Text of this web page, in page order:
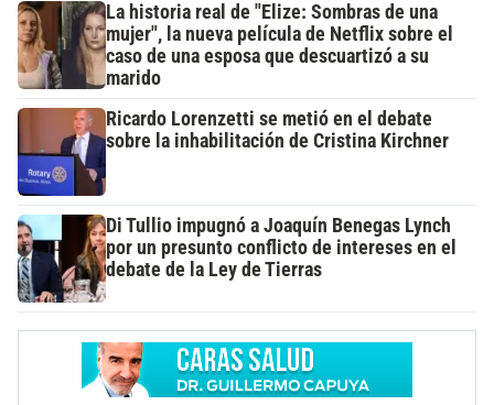
La historia real de "Elize: Sombras de una
mujer", la nueva película de Netflix sobre el
caso de una esposa que descuartizó a su
marido
Ricardo Lorenzetti se metió en el debate
sobre la inhabilitación de Cristina Kirchner
Di Tullio impugnó a Joaquín Benegas Lynch
por un presunto conflicto de intereses en el
debate de la Ley de Tierras